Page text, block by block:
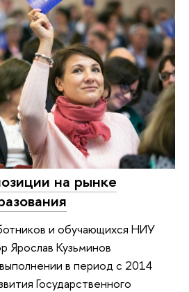
на рынке
и обучающихся НИУ
Ярослав Кузьминов
в период с 2014
Государственного